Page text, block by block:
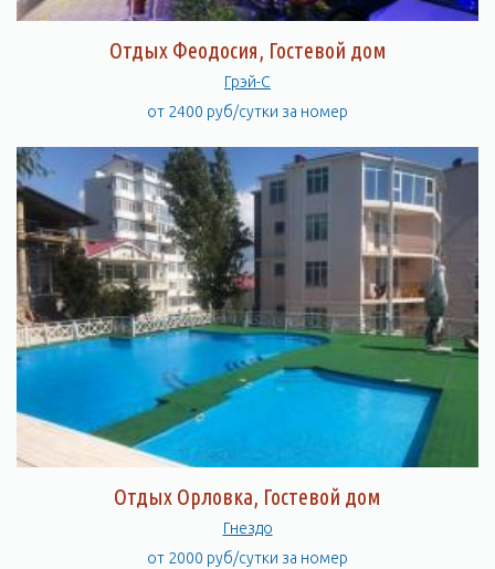
Отдых Феодосия, Гостевой дом
Грэй-С
от 2400 руб/сутки за номер
Отдых Орловка, Гостевой дом
Гнездо
от 2000 руб/сутки за номер